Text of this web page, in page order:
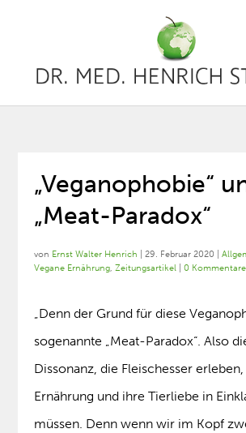
„Veganophobie“
„Meat-Paradox“
von Ernst Walter Henrich |29. Februar 2020 |
Vegane Ernährung,Zeitungsartikel |0 Kommentare
„Denn der Grund für diese
sogenannte „Meat-Paradox“. Also
Dissonanz, die Fleischesser
Ernährung und ihre Tierliebe in
müssen. Denn wenn wir im Kopf